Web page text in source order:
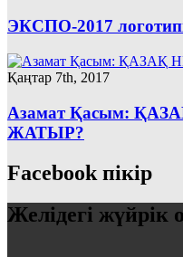
ЭКСПО-2017
Қаңтар 7th, 2017
Азамат Қасым:
ЖАТЫР?
Facebook пікір
Желідегі жүйрік